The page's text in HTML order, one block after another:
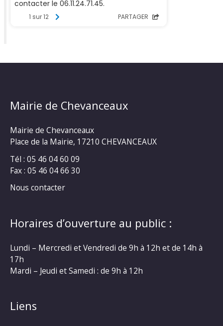
Mairie de Chevanceaux
Mairie de Chevanceaux
Place de la Mairie, 17210 CHEVANCEAUX
Tél : 05 46 04 60 09
Fax : 05 46 04 66 30
Nous contacter
Horaires d’ouverture au public :
Lundi – Mercredi et Vendredi de 9h à 12h et de 14h à
17h
Mardi – Jeudi et Samedi : de 9h à 12h
Liens